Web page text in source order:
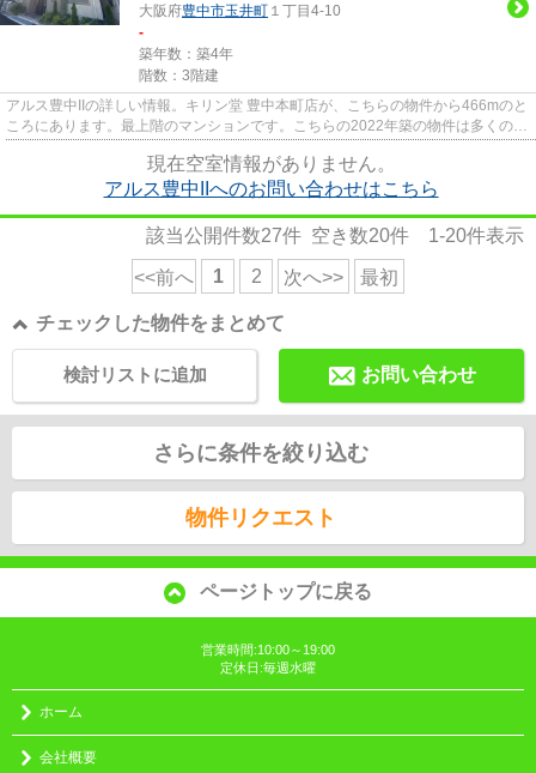
大阪府豊中市玉井町 １丁目4-10
-
築年数：築4年
階数：3階建
アルス豊中IIの詳しい情報。キリン堂 豊中本町店が、こちらの物件から466mのと
ころにあります。最上階のマンションです。こちらの2022年築の物件は多くの方
現在空室情報がありません。
アルス豊中IIへのお問い合わせはこちら
該当公開件数27件 空き数20件 1-20件表示
<<前へ 1 2 次へ>> 最初
チェックした物件をまとめて
お問い合わせ
検討リストに追加
さらに条件を絞り込む
物件リクエスト
ページトップに戻る
営業時間:10:00～19:00
定休日:毎週水曜
ホーム
会社概要